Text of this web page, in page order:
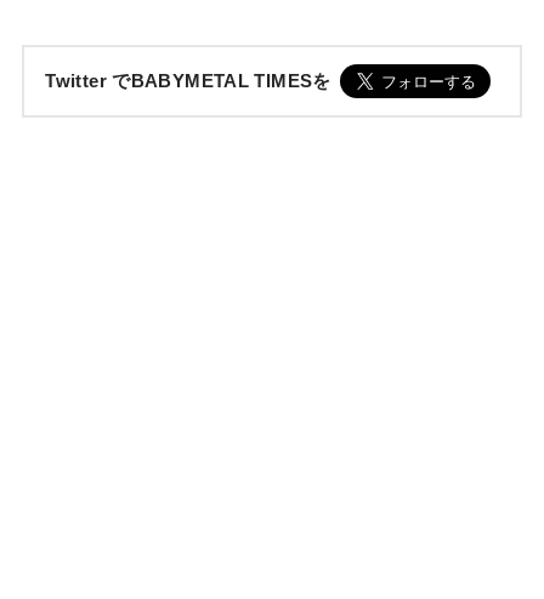
Twitter でBABYMETAL TIMESを